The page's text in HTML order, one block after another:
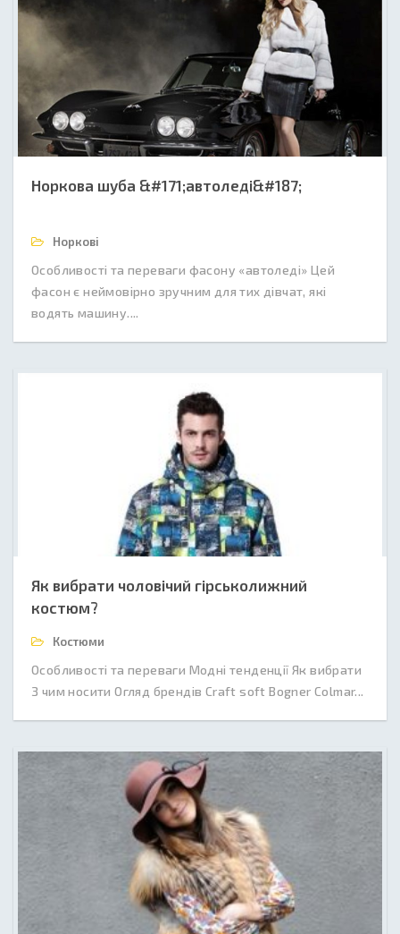
Норкова шуба &#171;автоледі&#187;
Норкові
Особливості та переваги фасону «автоледі» Цей
фасон є неймовірно зручним для тих дівчат, які
водять машину....
Як вибрати чоловічий гірськолижний
костюм?
Костюми
Особливості та переваги Модні тенденції Як вибрати
З чим носити Огляд брендів Craft soft Bogner Colmar...